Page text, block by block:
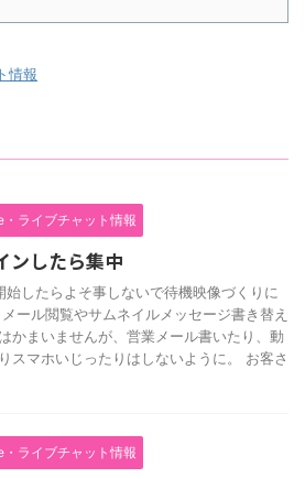
情報
ライブチャット情報
ンしたら集中
始したらよそ事しないで待機映像づくりに
ール閲覧やサムネイルメッセージ書き替え
かまいませんが、営業メール書いたり、動
スマホいじったりはしないように。 お客さ
ライブチャット情報